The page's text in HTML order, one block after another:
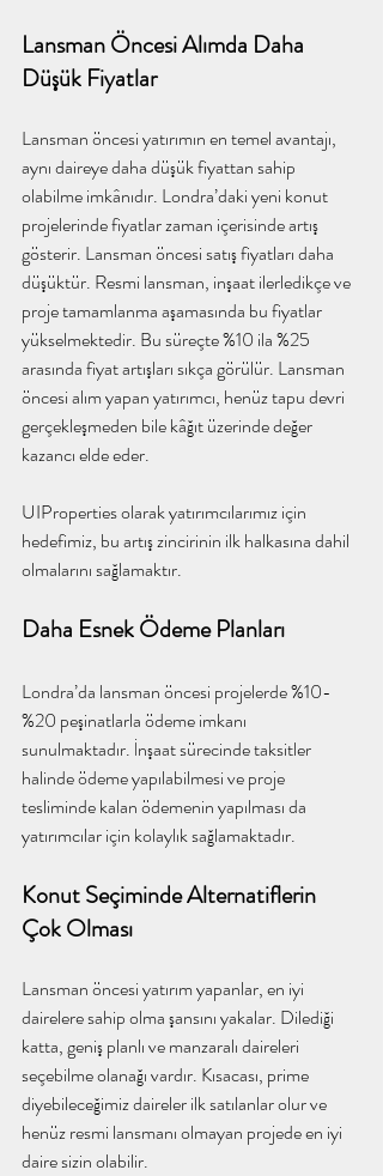
Lansman Öncesi Alımda Daha
Düşük Fiyatlar
Lansman öncesi yatırımın en temel avantajı,
aynı daireye daha düşük fiyattan sahip
olabilme imkânıdır. Londra’daki yeni konut
projelerinde fiyatlar zaman içerisinde artış
gösterir. Lansman öncesi satış fiyatları daha
düşüktür. Resmi lansman, inşaat ilerledikçe ve
proje tamamlanma aşamasında bu fiyatlar
yükselmektedir. Bu süreçte %10 ila %25
arasında fiyat artışları sıkça görülür. Lansman
öncesi alım yapan yatırımcı, henüz tapu devri
gerçekleşmeden bile kâğıt üzerinde değer
kazancı elde eder.
UIProperties olarak yatırımcılarımız için
hedefimiz, bu artış zincirinin ilk halkasına dahil
olmalarını sağlamaktır.
Daha Esnek Ödeme Planları
Londra’da lansman öncesi projelerde %10-
%20 peşinatlarla ödeme imkanı
sunulmaktadır. İnşaat sürecinde taksitler
halinde ödeme yapılabilmesi ve proje
tesliminde kalan ödemenin yapılması da
yatırımcılar için kolaylık sağlamaktadır.
Konut Seçiminde Alternatiflerin
Çok Olması
Lansman öncesi yatırım yapanlar, en iyi
dairelere sahip olma şansını yakalar. Dilediği
katta, geniş planlı ve manzaralı daireleri
seçebilme olanağı vardır. Kısacası, prime
diyebileceğimiz daireler ilk satılanlar olur ve
henüz resmi lansmanı olmayan projede en iyi
daire sizin olabilir.